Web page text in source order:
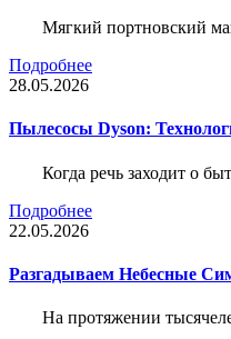
Мягкий портновский
Подробнее
28.05.2026
Пылесосы Dyson:
Когда речь заходит о
Подробнее
22.05.2026
Разгадываем Небесные
На протяжении